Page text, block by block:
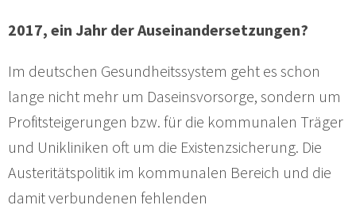
2017, ein Jahr der Auseinandersetzungen?
Im deutschen Gesundheitssystem geht es schon
lange nicht mehr um Daseinsvorsorge, sondern um
Profitsteigerungen bzw. für die kommunalen Träger
und Unikliniken oft um die Existenzsicherung. Die
Austeritätspolitik im kommunalen Bereich und die
damit verbundenen fehlenden